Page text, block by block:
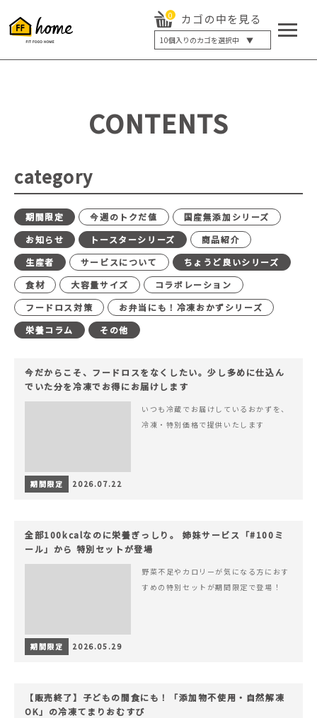
0 カゴの中を見る
10個入りのカゴを選択中 ▼
5個入り
20個入り
最大12%OFF
CONTENTS
category
期間限定 今週のトクだ値
国産無添加シリーズ
お知らせ
トースターシリーズ
商品紹介
生産者
サービスについて
ちょうど良いシリーズ
食材
大容量サイズ
コラボレーション
フードロス対策
お弁当にも！冷凍おかずシリーズ
栄養コラム
その他
今だからこそ、フードロスをなくしたい。少し多めに仕込ん
でいた分を冷凍でお得にお届けします
いつも冷蔵でお届けしているおかずを、
冷凍・特別価格で提供いたします
期間限定 2026.07.22
全部100kcalなのに栄養ぎっしり。 姉妹サービス「#100ミ
ール」から 特別セットが登場
野菜不足やカロリーが気になる方におす
すめの特別セットが期間限定で登場！
期間限定 2026.05.29
【販売終了】子どもの間食にも！「添加物不使用・自然解凍
OK」の冷凍てまりおむすび